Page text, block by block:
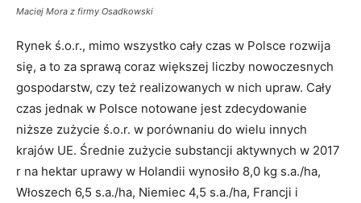
Maciej Mora z firmy Osadkowski
Rynek ś.o.r., mimo wszystko cały czas w Polsce rozwija
się, a to za sprawą coraz większej liczby nowoczesnych
gospodarstw, czy też realizowanych w nich upraw. Cały
czas jednak w Polsce notowane jest zdecydowanie
niższe zużycie ś.o.r. w porównaniu do wielu innych
krajów UE. Średnie zużycie substancji aktywnych w 2017
r na hektar uprawy w Holandii wynosiło 8,0 kg s.a./ha,
Włoszech 6,5 s.a./ha, Niemiec 4,5 s.a./ha, Francji i